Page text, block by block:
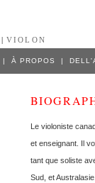
| VIOLON
| À PROPOS |
Le violoniste
et enseignant. Il
tant que soliste
Sud, et